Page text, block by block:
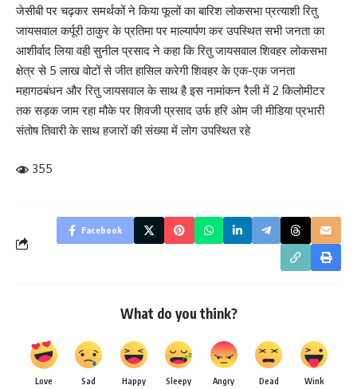
जेसीबी पर चढ़कर समर्थकों ने किया फूलों का बारिश लोकसभा प्रत्याशी रितु
जायसवाल कर्पूरी ठाकुर के प्रतिमा पर माल्यार्पण कर उपस्थित सभी जनता का
आशीर्वाद लिया वही सुनील प्रसाद ने कहा कि रितु जायसवाल शिवहर लोकसभा
क्षेत्र से 5 लाख वोटों से जीत हासिल करेगी शिवहर के एक-एक जनता
महागठबंधन और रितु जायसवाल के साथ है इस नामांकन रैली में 2 किलोमीटर
तक सड़क जाम रहा मौके पर शिवजी प्रसाद उर्फ हरि ओम जी मीडिया प्रभारी
संतोष तिवारी के साथ हजारों की संख्या में लोग उपस्थित रहे
355
Facebook
What do you think?
Love Sad Happy Sleepy Angry Dead Wink